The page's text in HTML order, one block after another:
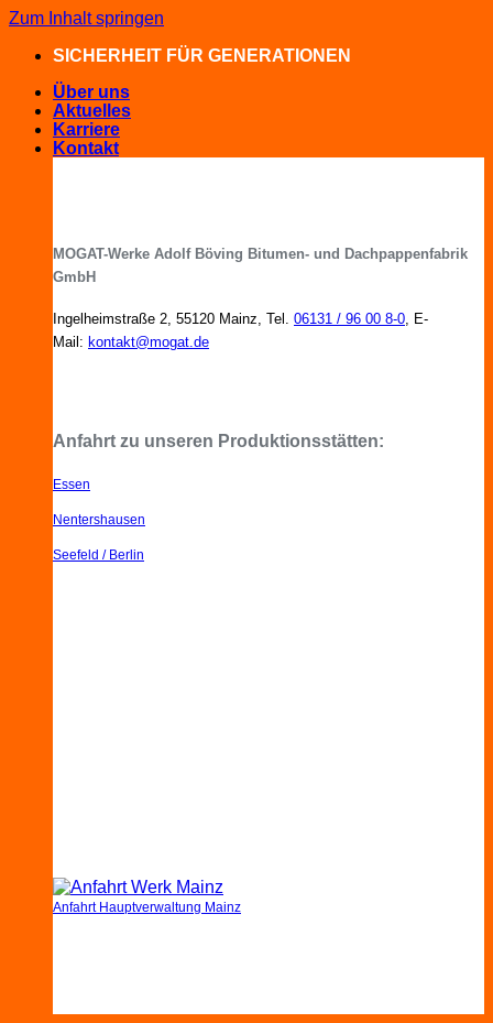
Zum Inhalt springen
SICHERHEIT FÜR GENERATIONEN
Über uns
Aktuelles
Karriere
Kontakt
MOGAT-Werke Adolf Böving Bitumen- und Dachpappenfabrik
GmbH
Ingelheimstraße 2, 55120 Mainz, Tel. 06131 / 96 00 8-0, E-
Mail: kontakt@mogat.de
Anfahrt zu unseren Produktionsstätten:
Essen
Nentershausen
Seefeld / Berlin
Anfahrt Hauptverwaltung Mainz